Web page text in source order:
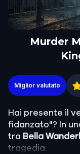
Murder
Murder
Miglior valutato
Hai presente il
fidanzato"? In
tra Bella
tragedia.